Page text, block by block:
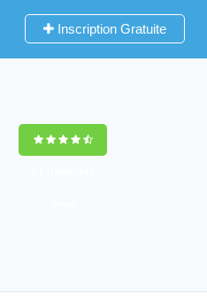
Inscription Gratuite